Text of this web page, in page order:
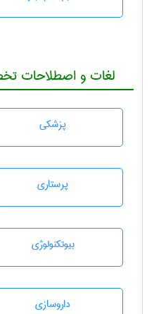
لغات و اصطلاحات
پزشكی
پرستاری
بيوتكنولوژی
داروسازی